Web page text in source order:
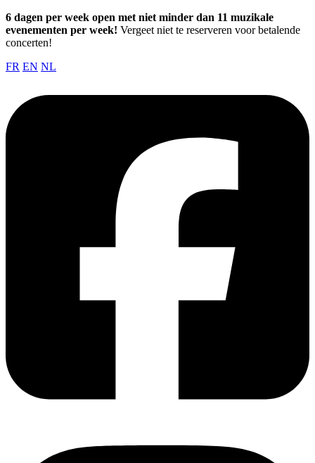
6 dagen per week open met niet minder dan 11 muzikale
evenementen per week! Vergeet niet te reserveren voor betalende
concerten!
FR EN NL